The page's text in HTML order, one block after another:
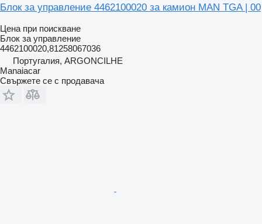
Блок за управление 4462100020 за камион MAN TGA | 00
Цена при поискване
Блок за управление
4462100020,81258067036
Португалия, ARGONCILHE
Manaiacar
Свържете се с продавача